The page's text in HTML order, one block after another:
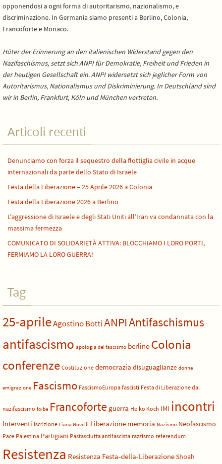
opponendosi a ogni forma di autoritarismo, nazionalismo, e
discriminazione. In Germania siamo presenti a Berlino, Colonia,
Francoforte e Monaco.
Hüter der Erinnerung an den italienischen Widerstand gegen den
Nazifaschismus, setzt sich ANPI für Demokratie, Freiheit und Frieden in
der heutigen Gesellschaft ein. ANPI widersetzt sich jeglicher Form von
Autoritarismus, Nationalismus und Diskriminierung. In Deutschland sind
wir in Berlin, Frankfurt, Köln und München vertreten.
Articoli recenti
Denunciamo con forza il sequestro della flottiglia civile in acque
internazionali da parte dello Stato di Israele
Festa della Liberazione – 25 Aprile 2026 a Colonia
Festa della Liberazione 2026 a Berlino
L’aggressione di Israele e degli Stati Uniti all’Iran va condannata con la
massima fermezza
COMUNICATO DI SOLIDARIETÀ ATTIVA: BLOCCHIAMO I LORO PORTI,
FERMIAMO LA LORO GUERRA!
Tag
25-aprileAgostino BottiANPIAntifaschismus
antifascismo apologia del fascismo berlino Colonia
conferenze Costituzione democrazia disuguaglianze donne
emigrazione Fascismo FascismoEuropa fascisti Festa di Liberazione dal
nazifascismo foibe Francoforte guerra Heiko Koch IMI incontri
Interventi Iscrizione Liana Novelli Liberazione memoria Nazismo Neofascismo
Pace Palestina Partigiani Pastasciutta antifascista razzismo referendum
Resistenza Resistenza Festa-della-LiberazioneShoah